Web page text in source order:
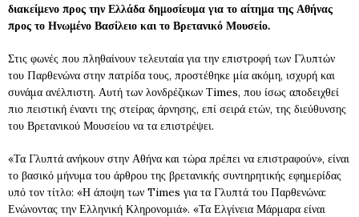
διακείμενο προς την Ελλάδα δημοσίευμα για το αίτημα της Αθήνας
προς το Ηνωμένο Βασίλειο και το Βρετανικό Μουσείο.
Στις φωνές που πληθαίνουν τελευταία για την επιστροφή των Γλυπτών
του Παρθενώνα στην πατρίδα τους, προστέθηκε μία ακόμη, ισχυρή και
συνάμα ανέλπιστη. Αυτή των λονδρέζικων Τimes, που ίσως αποδειχθεί
πιο πειστική έναντι της στείρας άρνησης, επί σειρά ετών, της διεύθυνσης
του Βρετανικού Μουσείου να τα επιστρέψει.
«Τα Γλυπτά ανήκουν στην Αθήνα και τώρα πρέπει να επιστραφούν», είναι
το βασικό μήνυμα του άρθρου της βρετανικής συντηρητικής εφημερίδας
υπό τον τίτλο: «Η άποψη των Times για τα Γλυπτά του Παρθενώνα:
Ενώνοντας την Ελληνική Κληρονομιά». «Τα Ελγίνεια Μάρμαρα είναι